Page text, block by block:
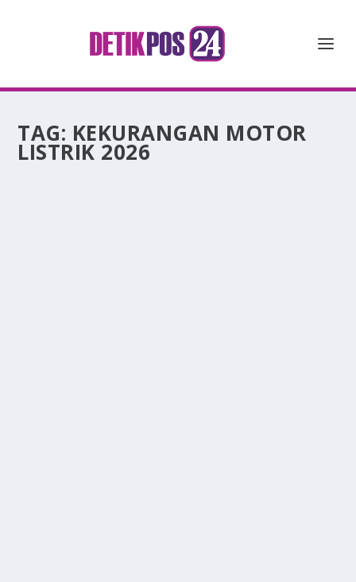
TAG: KEKURANGAN MOTOR
LISTRIK 2026